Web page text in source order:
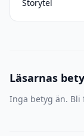
Storytel
Läsarnas
Inga betyg än. Bli